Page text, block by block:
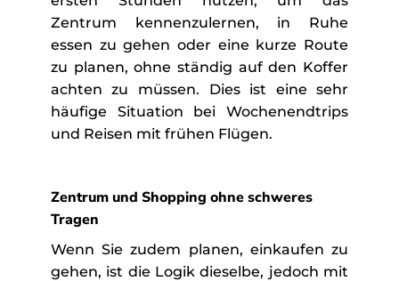
Zentrum kennenzulernen, in Ruhe
essen zu gehen oder eine kurze Route
zu planen, ohne ständig auf den Koffer
achten zu müssen. Dies ist eine sehr
häufige Situation bei Wochenendtrips
und Reisen mit frühen Flügen.
Zentrum und Shopping ohne schweres
Tragen
Wenn Sie zudem planen, einkaufen zu
gehen, ist die Logik dieselbe, jedoch mit